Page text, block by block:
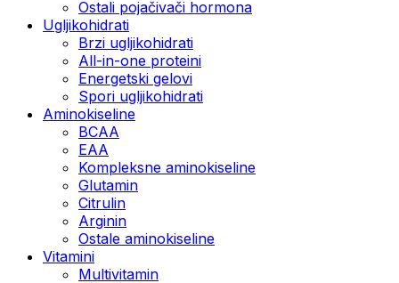
Ostali pojačivači hormona
Ugljikohidrati
Brzi ugljikohidrati
All-in-one proteini
Energetski gelovi
Spori ugljikohidrati
Aminokiseline
BCAA
EAA
Kompleksne aminokiseline
Glutamin
Citrulin
Arginin
Ostale aminokiseline
Vitamini
Multivitamin